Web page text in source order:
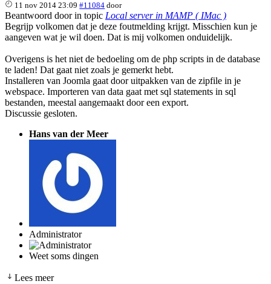
11 nov 2014 23:09 #11084 door
Beantwoord doorin topic Local server in MAMP ( IMac )
Begrijp volkomen dat je deze foutmelding krijgt. Misschien kun je
aangeven wat je wil doen. Dat is mij volkomen onduidelijk.
Overigens is het niet de bedoeling om de php scripts in de database
te laden! Dat gaat niet zoals je gemerkt hebt.
Installeren van Joomla gaat door uitpakken van de zipfile in je
webspace. Importeren van data gaat met sql statements in sql
bestanden, meestal aangemaakt door een export.
Discussie gesloten.
Hans van der Meer
Administrator
Weet soms dingen
Lees meer